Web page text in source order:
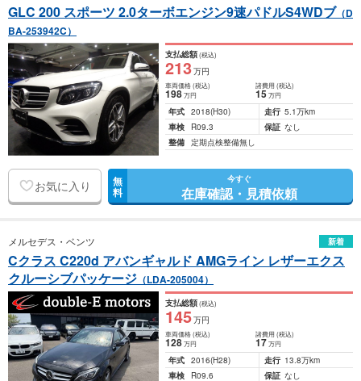
GLC 200 スポーツ 2.0ターボエンジン9速パドルS4WDブ（D
BA-253942C）
支払総額(税込)
213万円
車両価格(税込)
198万円
諸費用 (税込)
15 万円
年式 2018(H30) 走行 5.1万km
車検
R09.3 保証 なし
整備 定期点検整備無し
お気に入り 無
料
今すぐ
在庫確認・見積依頼
メルセデス・ベンツ 新着
Cクラス C220d アバンギャルド AMGライン レザーエクス
クルーシブパッケージ （LDA-205004）
支払総額(税込)
145万円
車両価格(税込)
128万円
諸費用 (税込)
17 万円
年式 2016(H28) 走行 13.8万km
車検
R09.6 保証 なし